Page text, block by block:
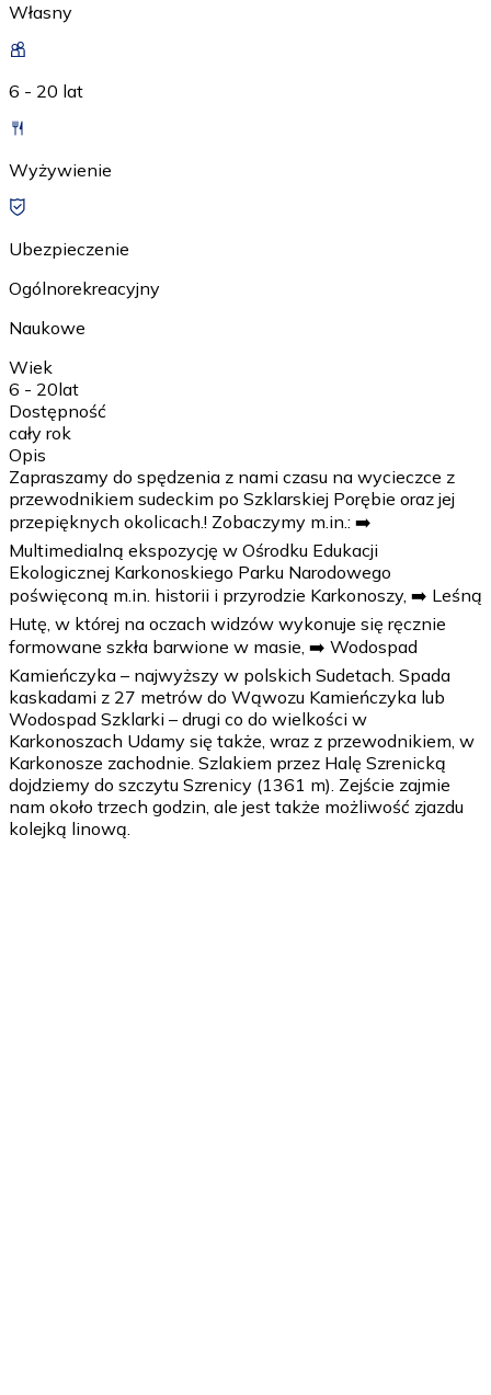
Własny
6 - 20 lat
Wyżywienie
Ubezpieczenie
Ogólnorekreacyjny
Naukowe
Wiek
6 - 20lat
Dostępność
cały rok
Opis
Zapraszamy do spędzenia z nami czasu na wycieczce z
przewodnikiem sudeckim po Szklarskiej Porębie oraz jej
przepięknych okolicach.! Zobaczymy m.in.: ➡️
Multimedialną ekspozycję w Ośrodku Edukacji
Ekologicznej Karkonoskiego Parku Narodowego
poświęconą m.in. historii i przyrodzie Karkonoszy, ➡️ Leśną
Hutę, w której na oczach widzów wykonuje się ręcznie
formowane szkła barwione w masie, ➡️ Wodospad
Kamieńczyka – najwyższy w polskich Sudetach. Spada
kaskadami z 27 metrów do Wąwozu Kamieńczyka lub
Wodospad Szklarki – drugi co do wielkości w
Karkonoszach Udamy się także, wraz z przewodnikiem, w
Karkonosze zachodnie. Szlakiem przez Halę Szrenicką
dojdziemy do szczytu Szrenicy (1361 m). Zejście zajmie
nam około trzech godzin, ale jest także możliwość zjazdu
kolejką linową.